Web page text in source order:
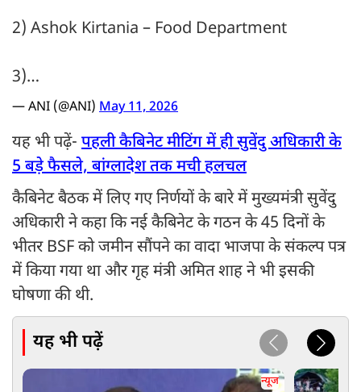
2) Ashok Kirtania – Food Department
3)…
— ANI (@ANI) May 11, 2026
यह भी पढ़ें- पहली कैबिनेट मीटिंग में ही सुवेंदु अधिकारी के
5 बड़े फैसले, बांग्लादेश तक मची हलचल
कैबिनेट बैठक में लिए गए निर्णयों के बारे में मुख्यमंत्री सुवेंदु
अधिकारी ने कहा कि नई कैबिनेट के गठन के 45 दिनों के
भीतर BSF को जमीन सौंपने का वादा भाजपा के संकल्प पत्र
में किया गया था और गृह मंत्री अमित शाह ने भी इसकी
घोषणा की थी.
यह भी पढ़ें
न्यूज